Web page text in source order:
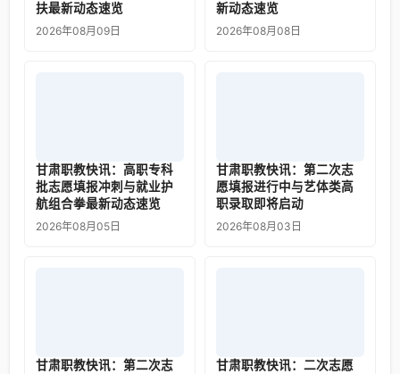
扶最新动态速览
2026年08月09日
新动态速览
2026年08月08日
甘肃职教快讯：高职专科
批志愿填报冲刺与就业护
航组合拳最新动态速览
2026年08月05日
甘肃职教快讯：第二次志
愿填报进行中与艺体类高
职录取即将启动
2026年08月03日
甘肃职教快讯：第二次志
甘肃职教快讯：二次志愿